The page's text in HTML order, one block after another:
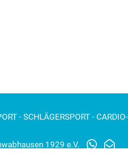
- SCHLÄGERSPORT -
1929 e.V.